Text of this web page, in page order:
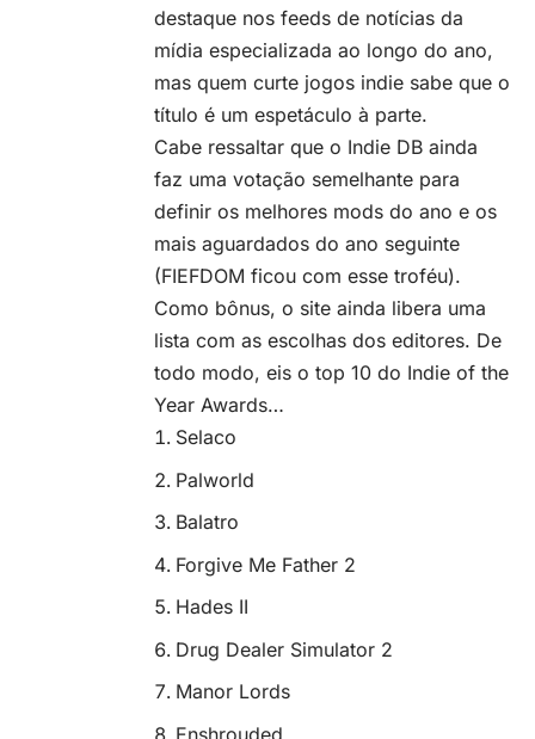
destaque nos feeds de notícias da
mídia especializada ao longo do ano,
mas quem curte jogos indie sabe que o
título é um espetáculo à parte.
Cabe ressaltar que o Indie DB ainda
faz uma votação semelhante para
definir os melhores mods do ano e os
mais aguardados do ano seguinte
(FIEFDOM ficou com esse troféu).
Como bônus, o site ainda libera uma
lista com as escolhas dos editores. De
todo modo, eis o top 10 do Indie of the
Year Awards…
Selaco
Palworld
Balatro
Forgive Me Father 2
Hades II
Drug Dealer Simulator 2
Manor Lords
Enshrouded